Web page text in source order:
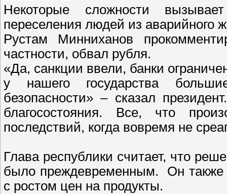
Некоторые сложности
переселения людей из аварийного
Рустам Минниханов
частности, обвал рубля.
«Да, санкции ввели, банки
у нашего государства
безопасности» – сказал
благосостояния. Все, что
последствий, когда вовремя не
Глава республики считает, что
было преждевременным. Он также
с ростом цен на продукты.